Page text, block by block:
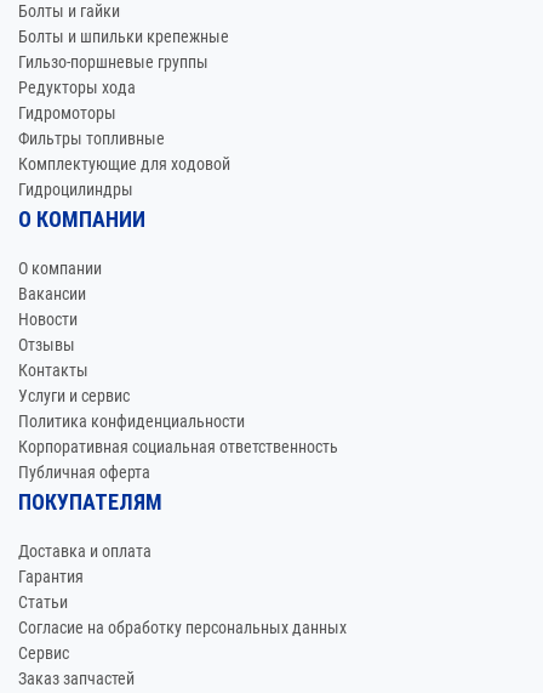
Болты и гайки
Болты и шпильки крепежные
Гильзо-поршневые группы
Редукторы хода
Гидромоторы
Фильтры топливные
Комплектующие для ходовой
Гидроцилиндры
О КОМПАНИИ
О компании
Вакансии
Новости
Отзывы
Контакты
Услуги и сервис
Политика конфиденциальности
Корпоративная социальная ответственность
Публичная оферта
ПОКУПАТЕЛЯМ
Доставка и оплата
Гарантия
Статьи
Согласие на обработку персональных данных
Сервис
Заказ запчастей